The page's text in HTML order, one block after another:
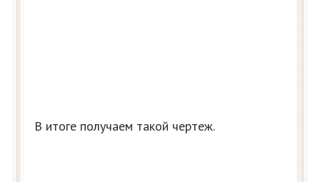
В итоге получаем такой чертеж.